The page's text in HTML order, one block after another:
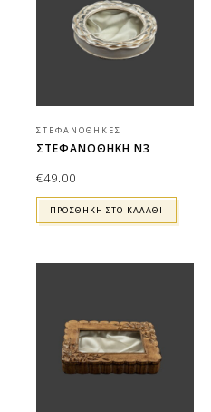
ΣΤΕΦΑΝΟΘΉΚΕΣ
ΣΤΕΦΑΝΟΘΗΚΗ Ν3
€49.00
ΠΡΟΣΘΉΚΗ ΣΤΟ ΚΑΛΆΘΙ